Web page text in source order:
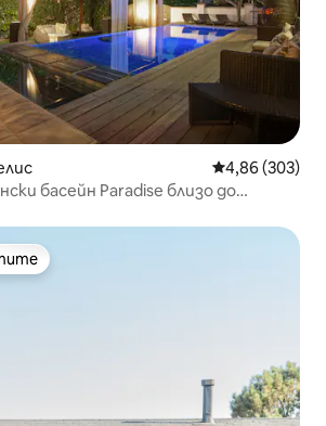
Средна
4,86 (303)
басейн Paradise близо до
на гостите